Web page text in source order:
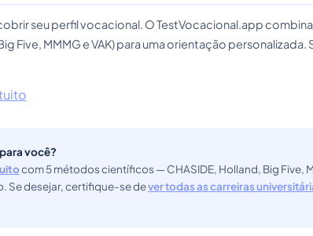
seu perfil vocacional. O TestVocacional.app
Five, MMMG e VAK) para uma orientação personalizada.
você?
com 5 métodos científicos — CHASIDE, Holland, Big Five,
Se desejar, certifique-se dever todas as carreiras